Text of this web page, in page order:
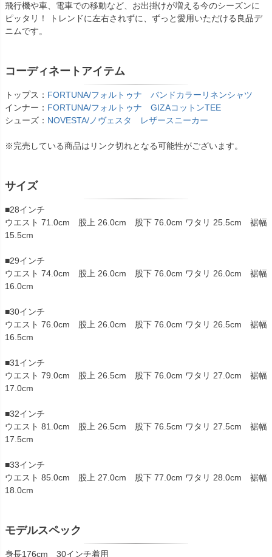
飛行機や車、電車での移動など、お出掛けが増える今のシーズンに
ピッタリ！ トレンドに左右されずに、ずっと愛用いただける良品デ
ニムです。
コーディネートアイテム
トップス： FORTUNA/フォルトゥナ バンドカラーリネンシャツ
インナー： FORTUNA/フォルトゥナ GIZAコットンTEE
シューズ： NOVESTA/ノヴェスタ レザースニーカー
※完売している商品はリンク切れとなる可能性がございます。
サイズ
■28インチ
ウエスト 71.0cm 股上 26.0cm 股下 76.0cm ワタリ 25.5cm 裾幅
15.5cm
■29インチ
ウエスト 74.0cm 股上 26.0cm 股下 76.0cm ワタリ 26.0cm 裾幅
16.0cm
■30インチ
ウエスト 76.0cm 股上 26.0cm 股下 76.0cm ワタリ 26.5cm 裾幅
16.5cm
■31インチ
ウエスト 79.0cm 股上 26.5cm 股下 76.0cm ワタリ 27.0cm 裾幅
17.0cm
■32インチ
ウエスト 81.0cm 股上 26.5cm 股下 76.5cm ワタリ 27.5cm 裾幅
17.5cm
■33インチ
ウエスト 85.0cm 股上 27.0cm 股下 77.0cm ワタリ 28.0cm 裾幅
18.0cm
モデルスペック
身長176cm 30インチ着用